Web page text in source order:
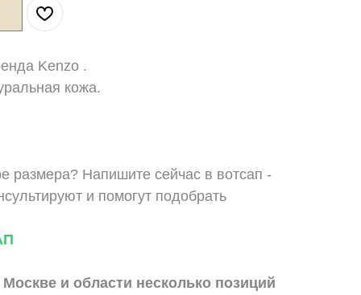
Kenzo .
кожа.
размера? Напишите сейчас в вотсап -
и помогут подобрать
и области несколько позиций